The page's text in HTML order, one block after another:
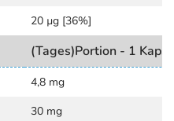
(wie z. B. Zutaten,
als pdf
20 µg [36%]
(Tages)Portion - 1
4,8 mg
30 mg